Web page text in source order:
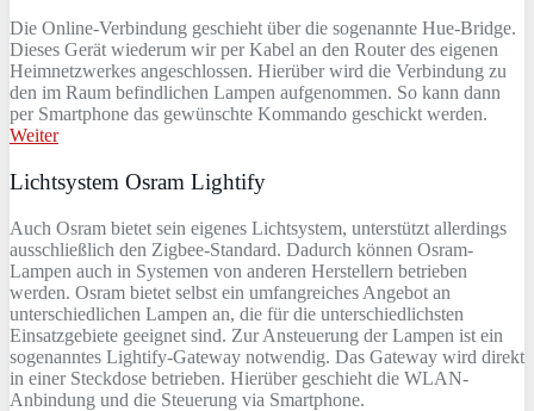
Die Online-Verbindung geschieht über die sogenannte Hue-Bridge.
Dieses Gerät wiederum wir per Kabel an den Router des eigenen
Heimnetzwerkes angeschlossen. Hierüber wird die Verbindung zu
den im Raum befindlichen Lampen aufgenommen. So kann dann
per Smartphone das gewünschte Kommando geschickt werden.
Weiter
Lichtsystem Osram Lightify
Auch Osram bietet sein eigenes Lichtsystem, unterstützt allerdings
ausschließlich den Zigbee-Standard. Dadurch können Osram-
Lampen auch in Systemen von anderen Herstellern betrieben
werden. Osram bietet selbst ein umfangreiches Angebot an
unterschiedlichen Lampen an, die für die unterschiedlichsten
Einsatzgebiete geeignet sind. Zur Ansteuerung der Lampen ist ein
sogenanntes Lightify-Gateway notwendig. Das Gateway wird direkt
in einer Steckdose betrieben. Hierüber geschieht die WLAN-
Anbindung und die Steuerung via Smartphone.